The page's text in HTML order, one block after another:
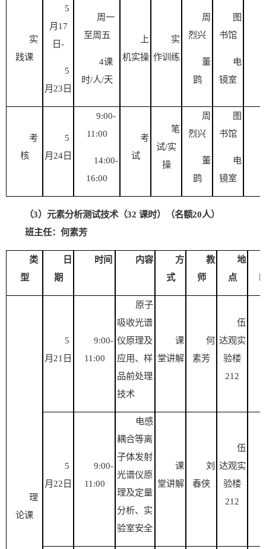
实
践课
5
月 17
日-
5
月 23日
周一
至周五
4课
时/人/天
上
机实操
实
作训练
周
烈兴
董
鹍
图
书馆
电
镜室
考
核
5
月 24日
9:00-
11 :00
14:00-
16:00
考
试
笔
试/实
操
周
烈兴
董
鹍
图
书馆
电
镜室
（3）元素分析测试技术（32 课时）（名额20人）
班主任：何素芳
类
型
日
期
时间 内容
方
式
教
师
地
点
理
论课
5
月 21日
9:00-
11 :00
原子
吸收光谱
仪原理及
应用、样
品前处理
技术
课
堂讲解
何
素芳
伍
达观实
验楼
212
5
月 22日
9:00-
11 :00
电感
耦合等离
子体发射
光谱仪原
理及定量
分析、实
验室安全
课
堂讲解
刘
春侠
伍
达观实
验楼
212